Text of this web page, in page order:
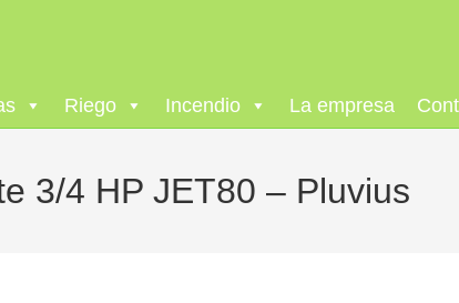
Riego Incendio La empresa
3/4 HP JET80 – Pluvius